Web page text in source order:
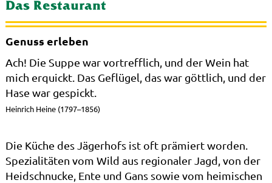
Das Restaurant
Genuss erleben
Ach! Die Suppe war vortrefflich, und der Wein hat
mich erquickt. Das Geflügel, das war göttlich, und der
Hase war gespickt.
Heinrich Heine (1797–1856)
Die Küche des Jägerhofs ist oft prämiert worden.
Spezialitäten vom Wild aus regionaler Jagd, von der
Heidschnucke, Ente und Gans sowie vom heimischen